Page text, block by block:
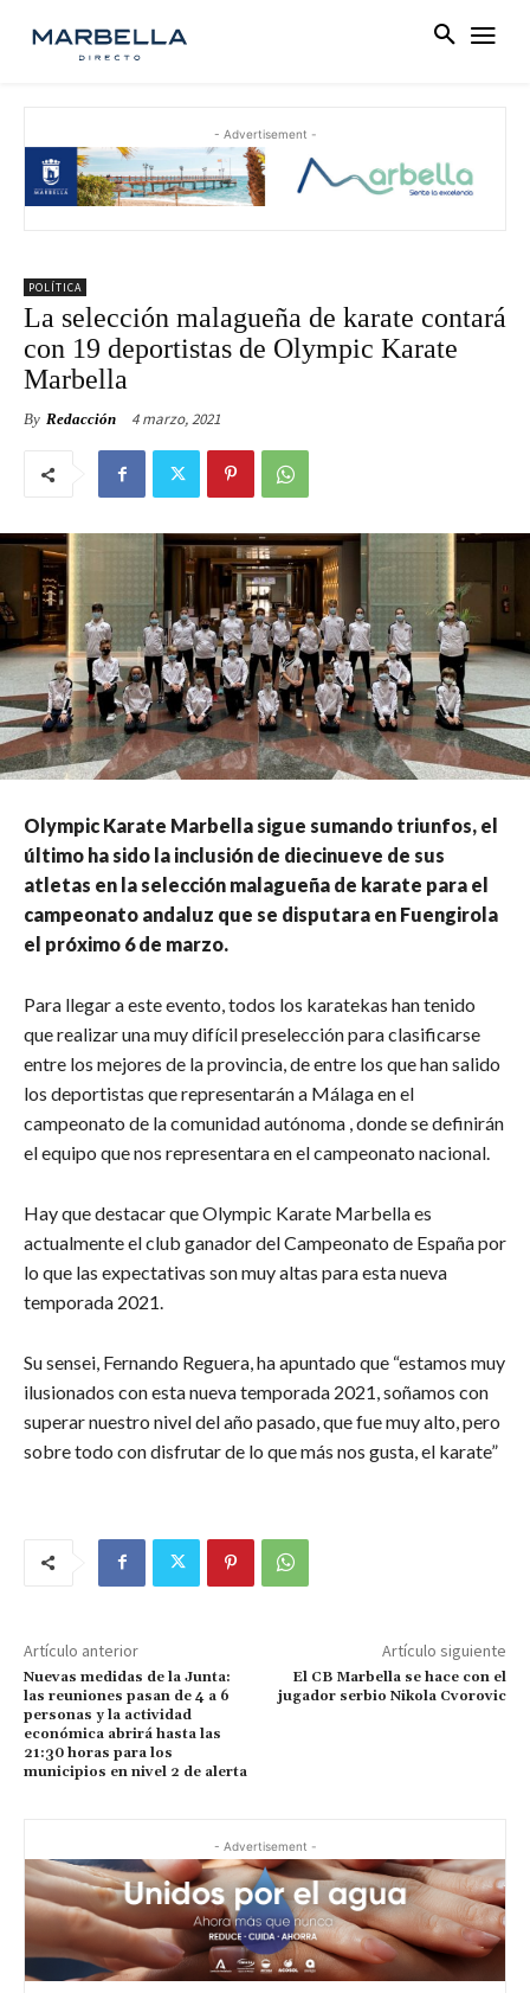
- Advertisement -
POLÍTICA
La selección malagueña de karate contará
con 19 deportistas de Olympic Karate
Marbella
By Redacción 4 marzo, 2021
Olympic Karate Marbella sigue sumando triunfos, el
último ha sido la inclusión de diecinueve de sus
atletas en la selección malagueña de karate para el
campeonato andaluz que se disputara en Fuengirola
el próximo 6 de marzo.
Para llegar a este evento, todos los karatekas han tenido
que realizar una muy difícil preselección para clasificarse
entre los mejores de la provincia, de entre los que han salido
los deportistas que representarán a Málaga en el
campeonato de la comunidad autónoma , donde se definirán
el equipo que nos representara en el campeonato nacional.
Hay que destacar que Olympic Karate Marbella es
actualmente el club ganador del Campeonato de España por
lo que las expectativas son muy altas para esta nueva
temporada 2021.
Su sensei, Fernando Reguera, ha apuntado que “estamos muy
ilusionados con esta nueva temporada 2021, soñamos con
superar nuestro nivel del año pasado, que fue muy alto, pero
sobre todo con disfrutar de lo que más nos gusta, el karate”
Artículo anterior
Nuevas medidas de la Junta:
las reuniones pasan de 4 a 6
personas y la actividad
económica abrirá hasta las
21:30 horas para los
municipios en nivel 2 de alerta
Artículo siguiente
El CB Marbella se hace con el
jugador serbio Nikola Cvorovic
- Advertisement -